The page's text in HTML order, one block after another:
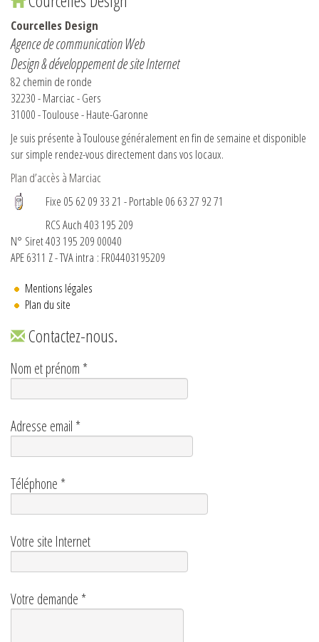
Courcelles Design
Agence de communication Web
Design & développement de site Internet
82 chemin de ronde
32230 - Marciac - Gers
31000 - Toulouse - Haute-Garonne
Je suis présente à Toulouse généralement en fin de semaine et disponible
sur simple rendez-vous directement dans vos locaux.
Plan d’accès à Marciac
Fixe 05 62 09 33 21 - Portable 06 63 27 92 71
RCS Auch 403 195 209
N° Siret 403 195 209 00040
APE 6311 Z - TVA intra : FR04403195209
Mentions légales
Plan du site
Contactez-nous.
Nom et prénom *
Adresse email *
Téléphone *
Votre site Internet
Votre demande *